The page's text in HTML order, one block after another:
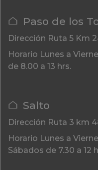
Paso de los
Dirección Ruta 5 Km
Horario Lunes a
de 8.00 a 13 hrs.
Salto
Dirección Ruta 3 km
Horario Lunes a
Sábados de 7.30 a 12